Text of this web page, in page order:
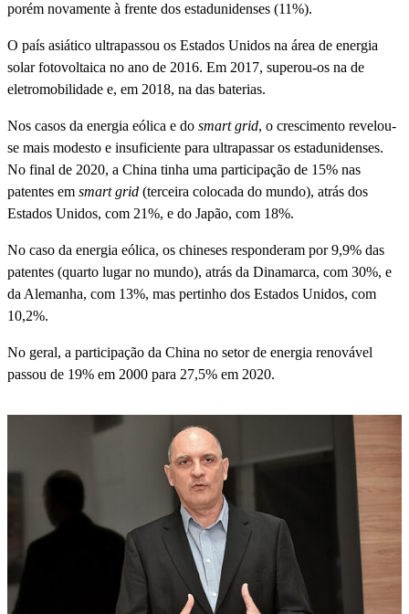
porém novamente à frente dos estadunidenses (11%).
O país asiático ultrapassou os Estados Unidos na área de energia
solar fotovoltaica no ano de 2016. Em 2017, superou-os na de
eletromobilidade e, em 2018, na das baterias.
Nos casos da energia eólica e do smart grid, o crescimento revelou-
se mais modesto e insuficiente para ultrapassar os estadunidenses.
No final de 2020, a China tinha uma participação de 15% nas
patentes em smart grid (terceira colocada do mundo), atrás dos
Estados Unidos, com 21%, e do Japão, com 18%.
No caso da energia eólica, os chineses responderam por 9,9% das
patentes (quarto lugar no mundo), atrás da Dinamarca, com 30%, e
da Alemanha, com 13%, mas pertinho dos Estados Unidos, com
10,2%.
No geral, a participação da China no setor de energia renovável
passou de 19% em 2000 para 27,5% em 2020.